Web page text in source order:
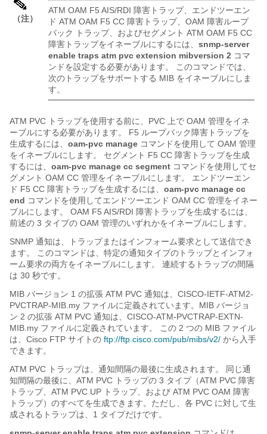
（注）
ATM OAM F5 AIS/RDI 障害トラップ、エンドツーエン
ド ATM OAM F5 CC 障害トラップ、OAM 障害ループ
バック トラップ、およびセグメント ATM OAM F5 CC
障害トラップをイネーブルにするには、 snmp-server
enable traps atm pvc extension mibversion 2 コマ
ンドを設定する必要があります。 このコマンドでは、
次のトラップをサポートする MIB をイネーブルにしま
す。
ATM PVC トラップを使用する前に、PVC 上で OAM 管理をイネ
ーブルにする必要があります。 F5 ループバック障害トラップを
生成するには、 oam-pvc manage コマンドを使用して OAM 管理
をイネーブルにします。 セグメント F5 CC 障害トラップを生成
するには、 oam-pvc manage cc segment コマンドを使用してセ
グメント OAM CC 管理をイネーブルにします。 エンドツーエン
ド F5 CC 障害トラップを生成するには、 oam-pvc manage cc
end コマンドを使用してエンドツーエンド OAM CC 管理をイネー
ブルにします。 OAM F5 AIS/RDI 障害トラップを生成するには、
前述の 3 タイプの OAM 管理のいずれかをイネーブルにします。
SNMP 通知は、トラップまたはインフォーム要求として送信でき
ます。 このコマンドは、特定の通知タイプのトラップとインフォ
ーム要求の両方をイネーブルにします。 連続するトラップの間隔
は 30 秒です。
MIB バージョン 1 の拡張 ATM PVC 通知は、CISCO-IETF-ATM2-
PVCTRAP-MIB.my ファイルに定義されています。MIB バージョ
ン 2 の拡張 ATM PVC 通知は、CISCO-ATM-PVCTRAP-EXTN-
MIB.my ファイルに定義されています。 この 2 つの MIB ファイル
は、Cisco FTP サイトの ftp:/​/​ftp.cisco.com/​pub/​mibs/​v2/​ から入手
できます。
ATM PVC トラップは、通知間隔の最後に生成されます。 同じ通
知間隔の最後に、ATM PVC トラップの 3 タイプ（ATM PVC 障害
トラップ、ATM PVC UP トラップ、および ATM PVC OAM 障害
トラップ）のすべてを生成できます。ただし、各 PVC に対して生
成されるトラップは、1 タイプだけです。